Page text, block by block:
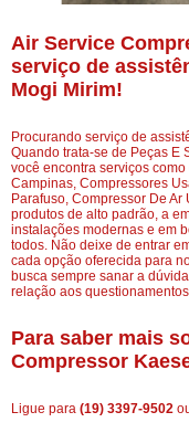
Air Service
serviço de
Mogi Mirim!
Procurando serviço de
Quando trata-se de Peças E
você encontra serviços
Campinas, Compressores
Parafuso, Compressor De
produtos de alto padrão, a
instalações modernas e em
todos. Não deixe de entrar
cada opção oferecida para
busca sempre sanar a
relação aos
Para saber mais
Compressor
Ligue para (19) 3397-9502